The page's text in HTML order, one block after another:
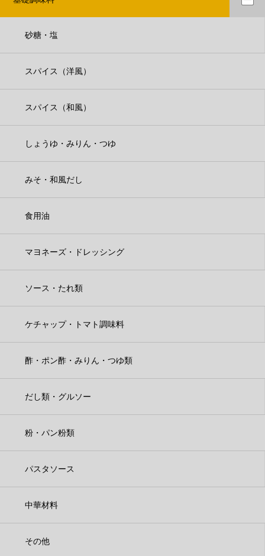
砂糖・塩
スパイス（洋風）
スパイス（和風）
しょうゆ・みりん・つゆ
みそ・和風だし
食用油
マヨネーズ・ドレッシング
ソース・たれ類
ケチャップ・トマト調味料
酢・ポン酢・みりん・つゆ類
だし類・グルソー
粉・パン粉類
パスタソース
中華材料
その他